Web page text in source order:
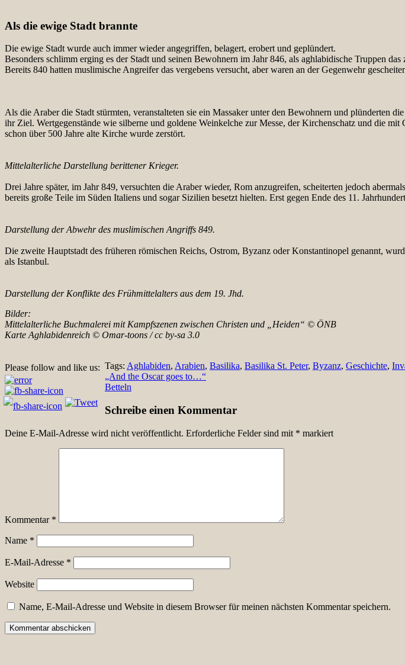
Als die ewige Stadt brannte
Die ewige Stadt wurde auch immer wieder angegriffen, belagert, erobert und geplündert.
Besonders schlimm erging es der Stadt und seinen Bewohnern im Jahr 846, als aghlabidische Truppen
Bereits 840 hatten muslimische Angreifer das vergebens versucht, aber waren an der Gegenwehr
Als die Araber die Stadt stürmten, veranstalteten sie ein Massaker unter den Bewohnern und plünderten
ihr Ziel. Wertgegenstände wie silberne und goldene Weinkelche zur Messe, der Kirchenschatz und die
schon über 500 Jahre alte Kirche wurde zerstört.
Mittelalterliche Darstellung berittener Krieger.
Drei Jahre später, im Jahr 849, versuchten die Araber wieder, Rom anzugreifen, scheiterten jedoch
bereits große Teile im Süden Italiens und sogar Sizilien besetzt hielten. Erst gegen Ende des 11.
Darstellung der Abwehr des muslimischen Angriffs 849.
Die zweite Hauptstadt des früheren römischen Reichs, Ostrom, Byzanz oder Konstantinopel genannt,
als Istanbul.
Darstellung der Konflikte des Frühmittelalters aus dem 19. Jhd.
Bilder:
Mittelalterliche Buchmalerei mit Kampfszenen zwischen Christen und „Heiden“ © ÖNB
Karte Aghlabidenreich © Omar-toons / cc by-sa 3.0
Please follow and like us: Tags: Aghlabiden, Arabien, Basilika, Basilika St. Peter, Byzanz, Geschichte,
Beitragsnavigation„And the Oscar goes to…“
Betteln
Schreibe einen Kommentar
Deine E-Mail-Adresse wird nicht veröffentlicht. Erforderliche Felder sind mit * markiert
Kommentar *
Name *
E-Mail-Adresse *
Website
Name, E-Mail-Adresse und Website in diesem Browser für meinen nächsten Kommentar speichern.